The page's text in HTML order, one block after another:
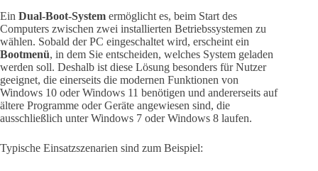
Ein Dual-Boot-System ermöglicht es, beim Start des
Computers zwischen zwei installierten Betriebssystemen zu
wählen. Sobald der PC eingeschaltet wird, erscheint ein
Bootmenü, in dem Sie entscheiden, welches System geladen
werden soll. Deshalb ist diese Lösung besonders für Nutzer
geeignet, die einerseits die modernen Funktionen von
Windows 10 oder Windows 11 benötigen und andererseits auf
ältere Programme oder Geräte angewiesen sind, die
ausschließlich unter Windows 7 oder Windows 8 laufen.
Typische Einsatzszenarien sind zum Beispiel: